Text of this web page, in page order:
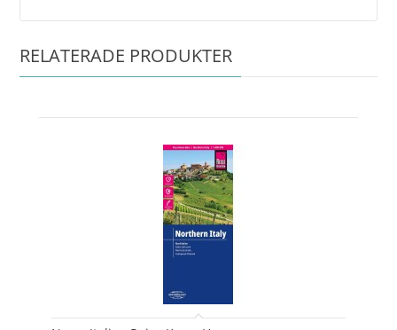
RELATERADE PRODUKTER